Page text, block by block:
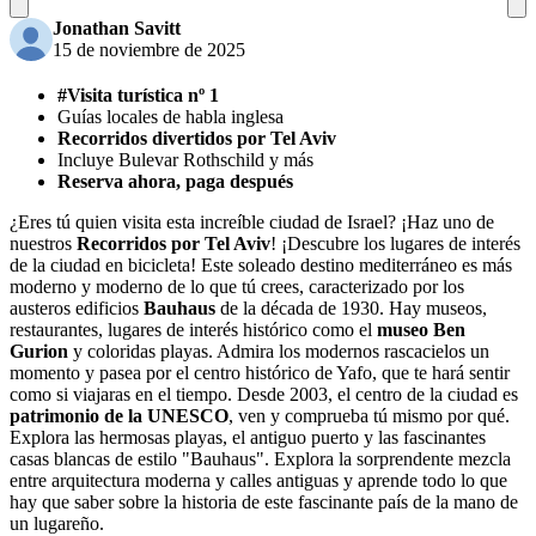
Jonathan Savitt
15 de noviembre de 2025
#Visita turística nº 1
Guías locales de habla inglesa
Recorridos divertidos por Tel Aviv
Incluye Bulevar Rothschild y más
Reserva ahora, paga después
¿Eres tú quien visita esta increíble ciudad de Israel? ¡Haz uno de
nuestros Recorridos por Tel Aviv! ¡Descubre los lugares de interés
de la ciudad en bicicleta! Este soleado destino mediterráneo es más
moderno y moderno de lo que tú crees, caracterizado por los
austeros edificios Bauhaus de la década de 1930. Hay museos,
restaurantes, lugares de interés histórico como el museo Ben
Gurion y coloridas playas. Admira los modernos rascacielos un
momento y pasea por el centro histórico de Yafo, que te hará sentir
como si viajaras en el tiempo. Desde 2003, el centro de la ciudad es
patrimonio de la UNESCO, ven y comprueba tú mismo por qué.
Explora las hermosas playas, el antiguo puerto y las fascinantes
casas blancas de estilo "Bauhaus". Explora la sorprendente mezcla
entre arquitectura moderna y calles antiguas y aprende todo lo que
hay que saber sobre la historia de este fascinante país de la mano de
un lugareño.